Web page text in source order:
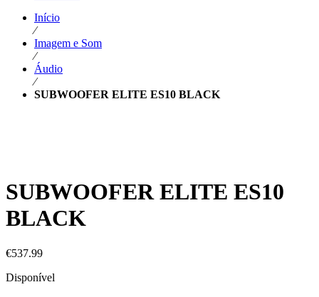
Início
⁄
Imagem e Som
⁄
Áudio
⁄
SUBWOOFER ELITE ES10 BLACK
SUBWOOFER ELITE ES10
BLACK
€537.99
Disponível